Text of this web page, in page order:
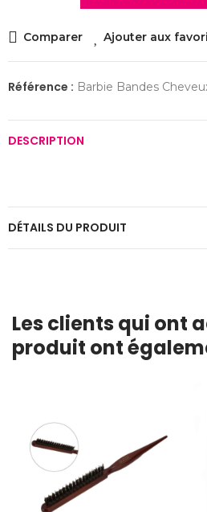
Comparer Ajouter aux
Référence : Barbie Bandes
DESCRIPTION
DÉTAILS DU PRODUIT
Les clients qui ont
produit ont